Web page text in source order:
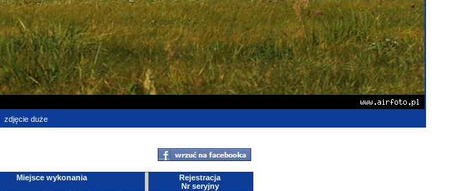
zdjęcie duże
Miejsce wykonania
Rejestracja
Nr seryjny